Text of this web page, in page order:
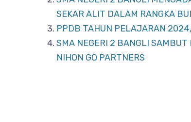
SEKAR ALIT DALAM RANGKA
PPDB TAHUN PELAJARAN
SMA NEGERI 2 BANGLI
NIHON GO PARTNERS